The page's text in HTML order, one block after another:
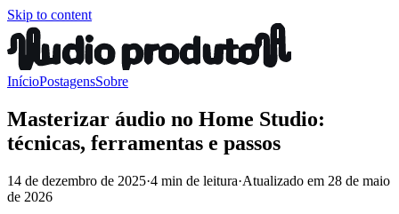
Skip to content
InícioPostagensSobre
Masterizar áudio no Home Studio:
técnicas, ferramentas e passos
14 de dezembro de 2025·4 min de leitura·Atualizado em 28 de maio
de 2026